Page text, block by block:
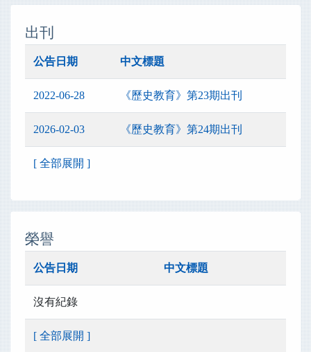
出刊
公告日期 中文標題
2022-06-28 《歷史教育》第23期出刊
2026-02-03 《歷史教育》第24期出刊
[ 全部展開 ]
榮譽
公告日期 中文標題
沒有紀錄
[ 全部展開 ]